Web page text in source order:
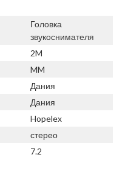
Головка
звукоснимателя
2M
MM
Дания
Дания
Hopelex
стерео
7.2